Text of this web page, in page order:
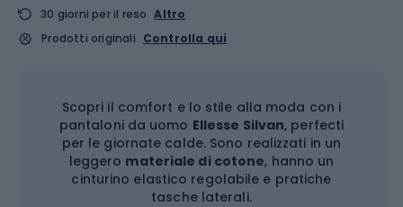
30 giorni per il reso Altro
Prodotti originali Controlla qui
Scopri il comfort e lo stile alla moda con i
pantaloni da uomo Ellesse Silvan, perfecti
per le giornate calde. Sono realizzati in un
leggero materiale di cotone, hanno un
cinturino elastico regolabile e pratiche
tasche laterali.